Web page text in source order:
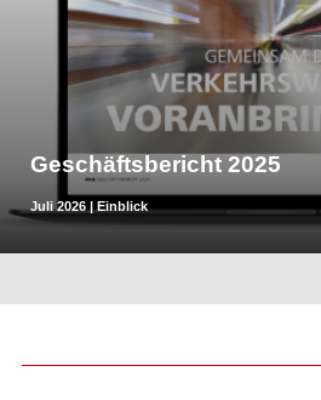
Geschäftsbericht 2025
Juli 2026 | Einblick